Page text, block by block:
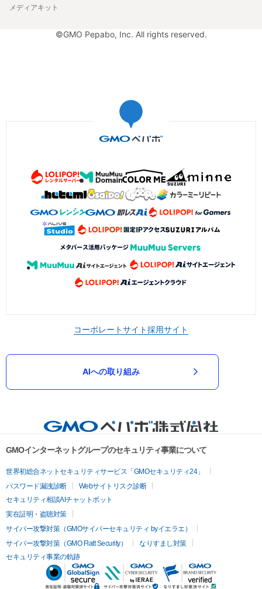
メディアキット
©GMO Pepabo, Inc. All rights reserved.
コーポレートサイト採用サイト
AIへの取り組み
GMOインターネットグループのセキュリティ事業について
世界初総合ネットセキュリティサービス「GMOセキュリティ24」
パスワード漏洩診断
Webサイトリスク診断
セキュリティ相談AIチャットボット
実在証明・盗聴対策
サイバー攻撃対策（GMOサイバーセキュリティ byイエラエ）
サイバー攻撃対策（GMO Flatt Security）
なりすまし対策
セキュリティ事業の軌跡